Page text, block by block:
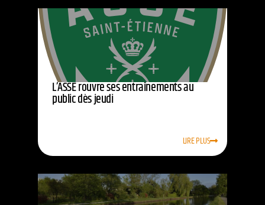
L’ASSE rouvre ses entraînements au
public dès jeudi
LIRE PLUS